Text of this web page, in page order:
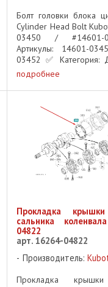
Болт головки блока
Cylinder Head Bolt
03450 / #14601-
Артикулы: 14601-
03452 ✅ Категория:
Крепёж, ГБЦ ✅ Тип
ГБЦ (bolt cylinder
Применяемость:
двигатели Kubota ...
подробнее
Прокладка
сальника
04822
арт. 16264-04822
Производитель:
Прокладка